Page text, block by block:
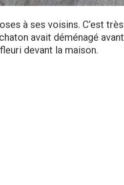
à ses voisins. C’est très
avait déménagé avant
devant la maison.